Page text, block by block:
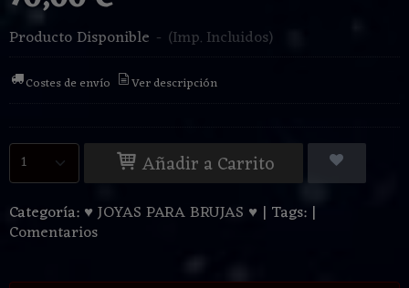
Producto Disponible - (Imp. Incluidos)
Costes de envío Ver descripción
Añadir a Carrito
Categoría: ♥ JOYAS PARA BRUJAS ♥ | Tags: |
Comentarios